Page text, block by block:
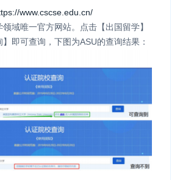
www.cscse.edu.cn/
域唯一官方网站。点击【出国留学】
即可查询，下图为ASU的查询结果：